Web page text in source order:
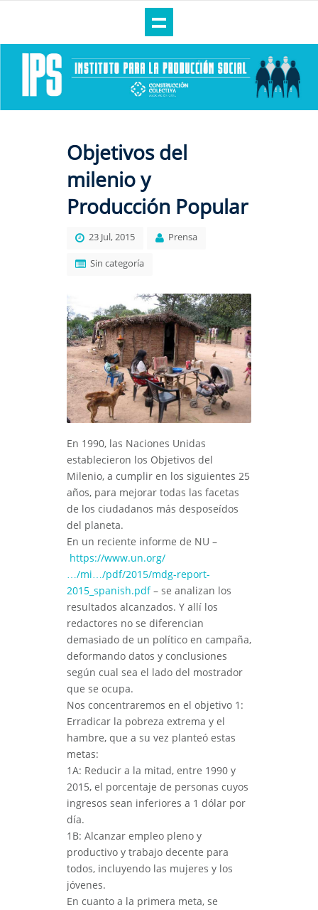
Objetivos del
milenio y
Producción Popular
23 Jul, 2015 Prensa
Sin categoría
En 1990, las Naciones Unidas
establecieron los Objetivos del
Milenio, a cumplir en los siguientes 25
años, para mejorar todas las facetas
de los ciudadanos más desposeídos
del planeta.
En un reciente informe de NU –
https://www.un.org/
…/mi…/pdf/2015/mdg-report-
2015_spanish.pdf– se analizan los
resultados alcanzados. Y allí los
redactores no se diferencian
demasiado de un político en campaña,
deformando datos y conclusiones
según cual sea el lado del mostrador
que se ocupa.
Nos concentraremos en el objetivo 1:
Erradicar la pobreza extrema y el
hambre, que a su vez planteó estas
metas:
1A: Reducir a la mitad, entre 1990 y
2015, el porcentaje de personas cuyos
ingresos sean inferiores a 1 dólar por
día.
1B: Alcanzar empleo pleno y
productivo y trabajo decente para
todos, incluyendo las mujeres y los
jóvenes.
En cuanto a la primera meta, se